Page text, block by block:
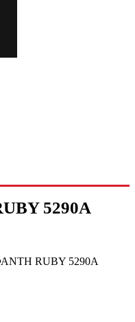
5290A
RUBY 5290A